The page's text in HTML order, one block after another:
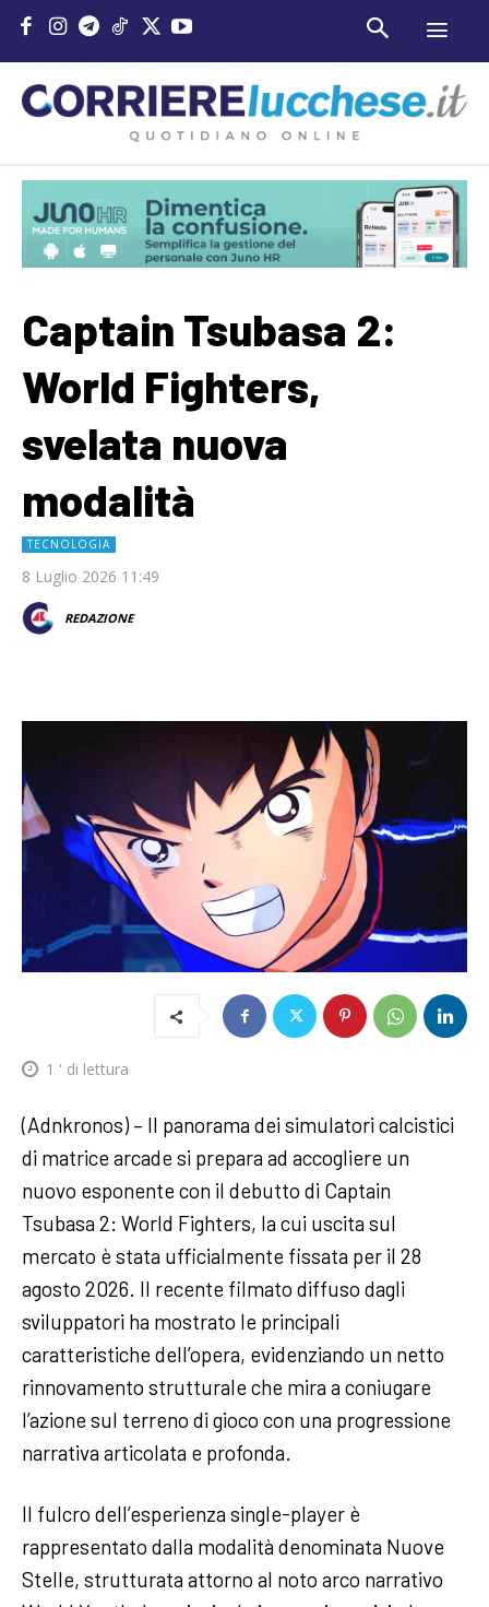
Captain Tsubasa 2:
World Fighters,
svelata nuova
modalità
TECNOLOGIA
8 Luglio 2026 11:49
REDAZIONE
1 ' di lettura
(Adnkronos) – Il panorama dei simulatori calcistici
di matrice arcade si prepara ad accogliere un
nuovo esponente con il debutto di Captain
Tsubasa 2: World Fighters, la cui uscita sul
mercato è stata ufficialmente fissata per il 28
agosto 2026. Il recente filmato diffuso dagli
sviluppatori ha mostrato le principali
caratteristiche dell’opera, evidenziando un netto
rinnovamento strutturale che mira a coniugare
l’azione sul terreno di gioco con una progressione
narrativa articolata e profonda.
Il fulcro dell’esperienza single-player è
rappresentato dalla modalità denominata Nuove
Stelle, strutturata attorno al noto arco narrativo